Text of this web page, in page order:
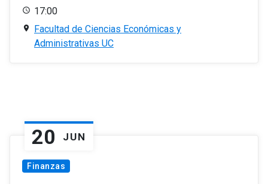
17:00
Facultad de Ciencias Económicas y
Administrativas UC
20 JUN
Finanzas